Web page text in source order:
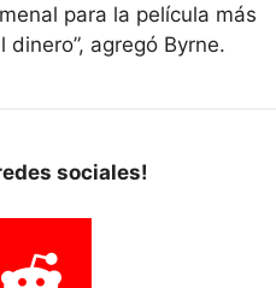
para la película más
dinero”, agregó Byrne.
sociales!